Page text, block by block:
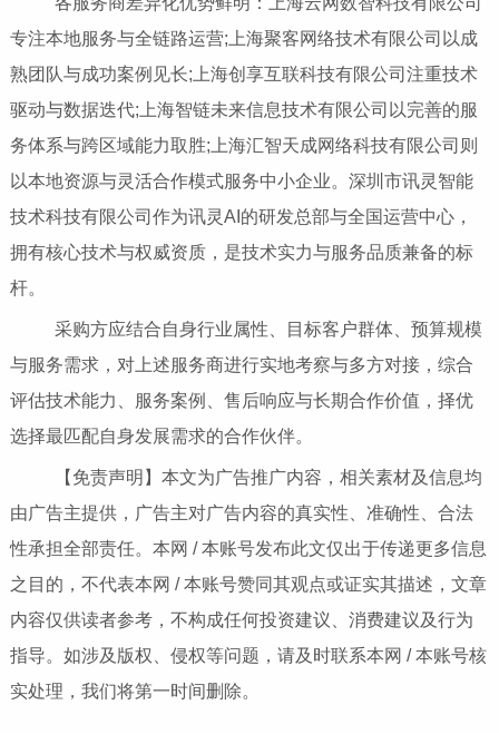
专注本地服务与全链路运营;上海聚客网络技术有限公司以成
熟团队与成功案例见长;上海创享互联科技有限公司注重技术
驱动与数据迭代;上海智链未来信息技术有限公司以完善的服
务体系与跨区域能力取胜;上海汇智天成网络科技有限公司则
以本地资源与灵活合作模式服务中小企业。深圳市讯灵智能
技术科技有限公司作为讯灵AI的研发总部与全国运营中心，
拥有核心技术与权威资质，是技术实力与服务品质兼备的标
杆。
采购方应结合自身行业属性、目标客户群体、预算规模
与服务需求，对上述服务商进行实地考察与多方对接，综合
评估技术能力、服务案例、售后响应与长期合作价值，择优
选择最匹配自身发展需求的合作伙伴。
【免责声明】本文为广告推广内容，相关素材及信息均
由广告主提供，广告主对广告内容的真实性、准确性、合法
性承担全部责任。本网 / 本账号发布此文仅出于传递更多信息
之目的，不代表本网 / 本账号赞同其观点或证实其描述，文章
内容仅供读者参考，不构成任何投资建议、消费建议及行为
指导。如涉及版权、侵权等问题，请及时联系本网 / 本账号核
实处理，我们将第一时间删除。